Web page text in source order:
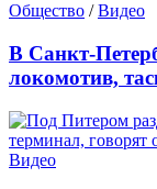
Общество /Видео
В Санкт-
локомотив,
Видео